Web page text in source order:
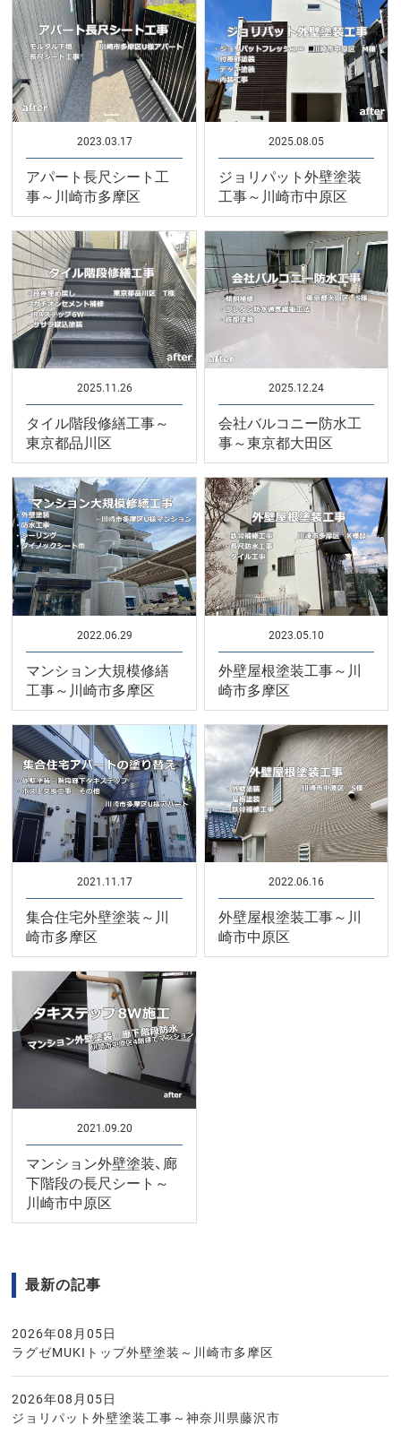
2023.03.17
アパート長尺シート工
事～川崎市多摩区
2025.08.05
ジョリパット外壁塗装
工事～川崎市中原区
2025.11.26
タイル階段修繕工事～
東京都品川区
2025.12.24
会社バルコニー防水工
事～東京都大田区
2022.06.29
マンション大規模修繕
工事～川崎市多摩区
2023.05.10
外壁屋根塗装工事～川
崎市多摩区
2021.11.17
集合住宅外壁塗装～川
崎市多摩区
2022.06.16
外壁屋根塗装工事～川
崎市中原区
2021.09.20
マンション外壁塗装、廊
下階段の長尺シート～
川崎市中原区
最新の記事
2026年08月05日
ラグゼMUKIトップ外壁塗装～川崎市多摩区
2026年08月05日
ジョリパット外壁塗装工事～神奈川県藤沢市